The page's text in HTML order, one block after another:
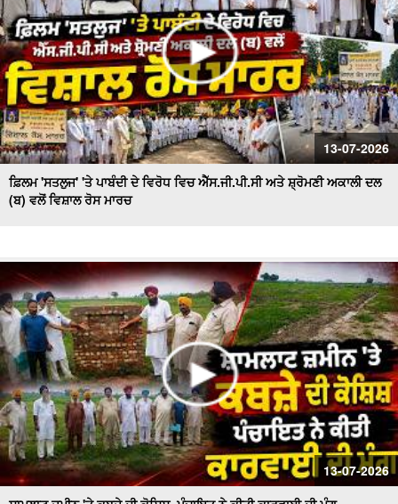
13-07-2026
ਫ਼ਿਲਮ 'ਸਤਲੁਜ' 'ਤੇ ਪਾਬੰਦੀ ਦੇ ਵਿਰੋਧ ਵਿਚ ਐੱਸ.ਜੀ.ਪੀ.ਸੀ ਅਤੇ ਸ਼੍ਰੋਮਣੀ ਅਕਾਲੀ ਦਲ
(ਬ) ਵਲੋਂ ਵਿਸ਼ਾਲ ਰੋਸ ਮਾਰਚ
13-07-2026